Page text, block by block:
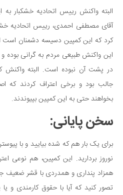
البته واکنش رییس اتحادیه خشکبار
آقای مصطفی احمدی، رییس اتحادیه
کرد که این کمپین دسیسه دشمنان است
این واکنش طبیعی مردم به گرانی
در پشت آن نبوده است. البته واکنش
جالب بود و برخی اعتراف کردند که
بخواهند حتی به این کمپین بپیوندند.
سخن پایانی:
برای یک بار هم که شده بیایید و با
نوروز بردارید. این کمپین، هم نوعی
همزاد پنداری و همدردی با قشر ضعیف
تصور کنید که آیا با حقوق کارمندی و